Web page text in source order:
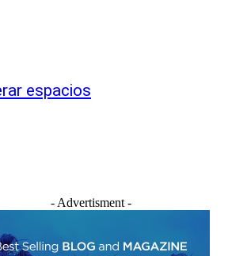
espacios
- Advertisment -